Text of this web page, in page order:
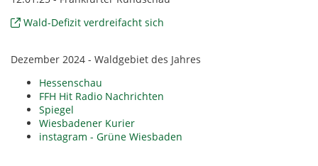
Wald-Defizit verdreifacht sich
Dezember 2024 - Waldgebiet des Jahres
Hessenschau
FFH Hit Radio Nachrichten
Spiegel
Wiesbadener Kurier
instagram - Grüne Wiesbaden